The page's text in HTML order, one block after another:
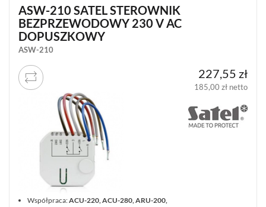
(20)
CZUJNIKI
(186)
ZASILANIE
(40)
OBUDOWY
AUTOALARMY
AKCESORIA
ASW-210 SATEL STEROWNIK
BEZPRZEWODOWY 230 V AC
DOPUSZKOWY
ASW-210
227,55 zł
185,00 zł netto
Współpraca:ACU-220, ACU-280, ARU-200,